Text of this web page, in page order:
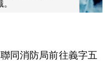
同消防局前往義字五